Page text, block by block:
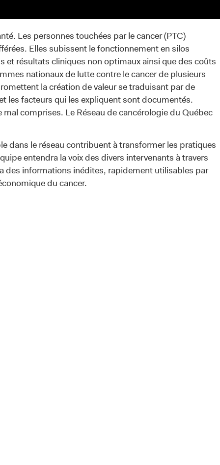
Les personnes touchées par le cancer (PTC)
Elles subissent le fonctionnement en silos
et résultats cliniques non optimaux ainsi que des coûts
nationaux de lutte contre le cancer de plusieurs
la création de valeur se traduisant par de
les facteurs qui les expliquent sont documentés.
comprises. Le Réseau de cancérologie du Québec
dans le réseau contribuent à transformer les pratiques
entendra la voix des divers intervenants à travers
des informations inédites, rapidement utilisables par
du cancer.